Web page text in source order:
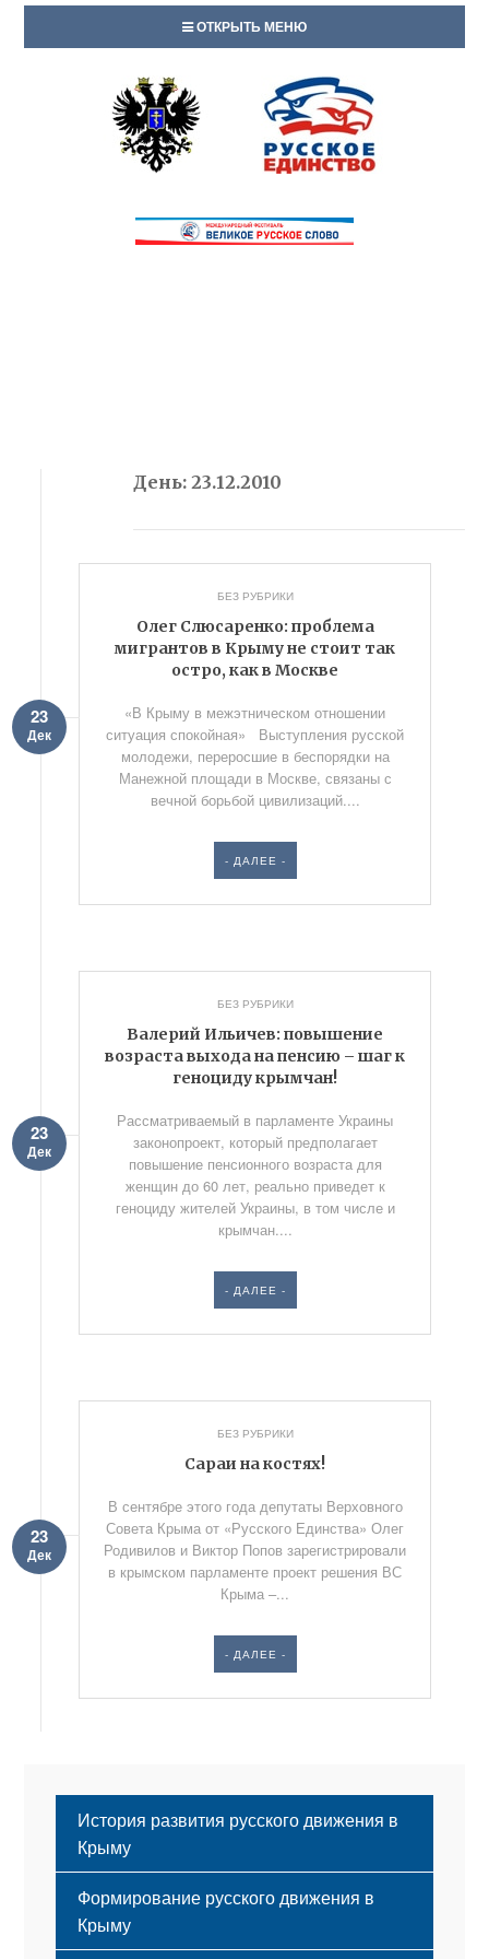
ОТКРЫТЬ МЕНЮ
День:23.12.2010
БЕЗ РУБРИКИ
Олег Слюсаренко: проблема
мигрантов в Крыму не стоит так
остро, как в Москве
23
Дек
«В Крыму в межэтническом отношении
ситуация спокойная» Выступления русской
молодежи, переросшие в беспорядки на
Манежной площади в Москве, связаны с
вечной борьбой цивилизаций....
- ДАЛЕЕ -
БЕЗ РУБРИКИ
Валерий Ильичев: повышение
возраста выхода на пенсию – шаг к
геноциду крымчан!
23
Дек
Рассматриваемый в парламенте Украины
законопроект, который предполагает
повышение пенсионного возраста для
женщин до 60 лет, реально приведет к
геноциду жителей Украины, в том числе и
крымчан....
- ДАЛЕЕ -
БЕЗ РУБРИКИ
Сараи на костях!
23
Дек
В сентябре это­го года депутаты Верховного
Совета Кры­ма от «Русского Единства» Олег
Родивилов и Вик­тор Попов зарегистрирова­ли
в крымском парламенте проект решения ВС
Крыма –...
- ДАЛЕЕ -
История развития русского движения в
Крыму
Формирование русского движения в
Крыму
Русский Крым